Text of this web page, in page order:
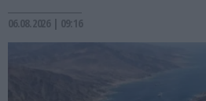
06.08.2026 | 09:16